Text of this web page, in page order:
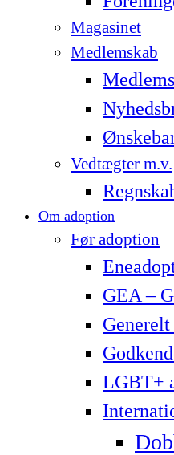
Magasinet
Medlemskab
Vedtægter m.v.
Om adoption
Før adoption
GEA –
LG­BT+